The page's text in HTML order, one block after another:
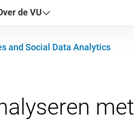
de VU
and Social Data Analytics
met